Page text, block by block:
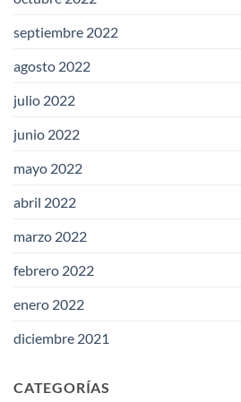
septiembre 2022
agosto 2022
julio 2022
junio 2022
mayo 2022
abril 2022
marzo 2022
febrero 2022
enero 2022
diciembre 2021
CATEGORÍAS